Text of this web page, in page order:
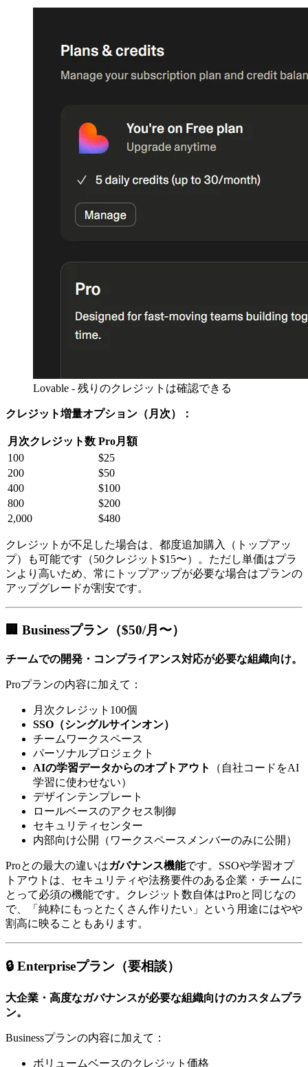
Lovable - 残りのクレジットは確認できる
クレジット増量オプション（月次）：
月次クレジット数 Pro月額
100
$25
200
$50
400
$100
800
$200
2,000
$480
クレジットが不足した場合は、都度追加購入（トップアッ
プ）も可能です（50クレジット$15〜）。ただし単価はプラ
ンより高いため、常にトップアップが必要な場合はプランの
アップグレードが割安です。
🏢 Businessプラン（$50/月〜）
チームでの開発・コンプライアンス対応が必要な組織向け。
Proプランの内容に加えて：
月次クレジット100個
SSO（シングルサインオン）
チームワークスペース
パーソナルプロジェクト
AIの学習データからのオプトアウト
（自社コードをAI
学習に使わせない）
デザインテンプレート
ロールベースのアクセス制御
セキュリティセンター
内部向け公開（ワークスペースメンバーのみに公開）
Proとの最大の違いはガバナンス機能です。SSOや学習オプ
トアウトは、セキュリティや法務要件のある企業・チームに
とって必須の機能です。クレジット数自体はProと同じなの
で、「純粋にもっとたくさん作りたい」という用途にはやや
割高に映ることもあります。
🔒 Enterpriseプラン（要相談）
大企業・高度なガバナンスが必要な組織向けのカスタムプラ
ン。
Businessプランの内容に加えて：
ボリュームベースのクレジット価格